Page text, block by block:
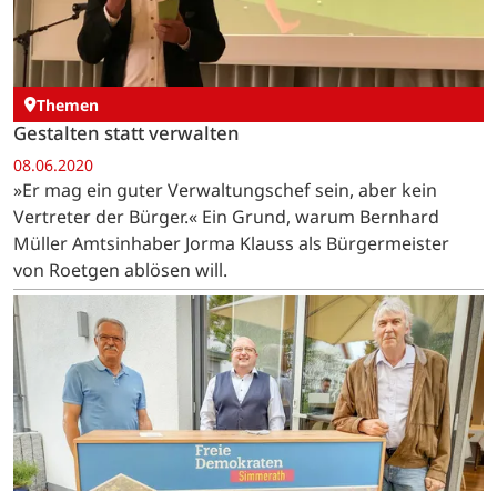
Themen
Gestalten statt verwalten
08.06.2020
»Er mag ein guter Verwaltungschef sein, aber kein
Vertreter der Bürger.« Ein Grund, warum Bernhard
Müller Amtsinhaber Jorma Klauss als Bürgermeister
von Roetgen ablösen will.